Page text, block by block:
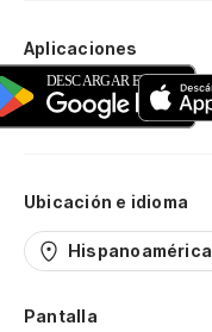
Aplicaciones
Ubicación e idioma
Hispanoamérica
Pantalla